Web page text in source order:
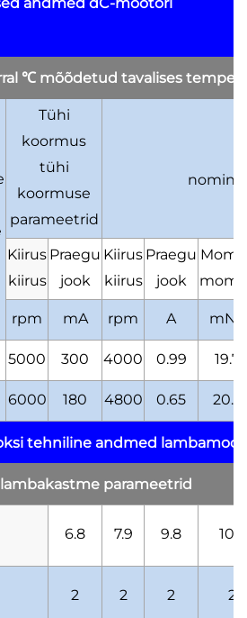
℃ mõõdetud tavalises
Tühi
koormus
tühi
koormuse
parameetrid
Kiirus
kiirus
Praegu
jook
Kiirus
kiirus
Praegu
jook
rpm mA rpm A
5000 300 4000 0.99
6000 180 4800 0.65
tehniline andmed
lambakastme parameetrid
6.8 7.9 9.8 10.5
2 2 2 2